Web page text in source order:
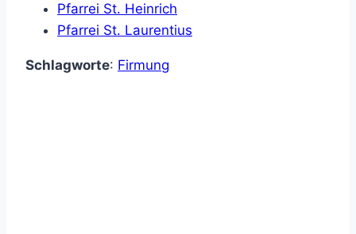
Pfarrei St. Heinrich
Pfarrei St. Laurentius
Schlagworte: Firmung